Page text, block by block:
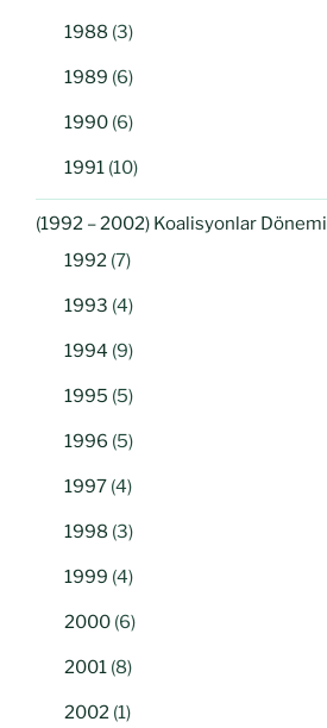
1988 (3)
1989 (6)
1990 (6)
1991 (10)
(1992 – 2002) Koalisyonlar Dönemi
1992 (7)
1993 (4)
1994 (9)
1995 (5)
1996 (5)
1997 (4)
1998 (3)
1999 (4)
2000 (6)
2001 (8)
2002 (1)